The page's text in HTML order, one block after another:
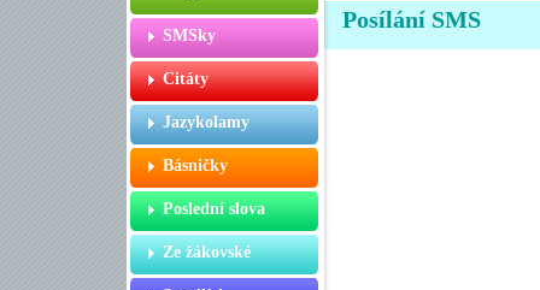
SMSky
Citáty
Jazykolamy
Básničky
Poslední slova
Ze žákovské
Posílání SMS